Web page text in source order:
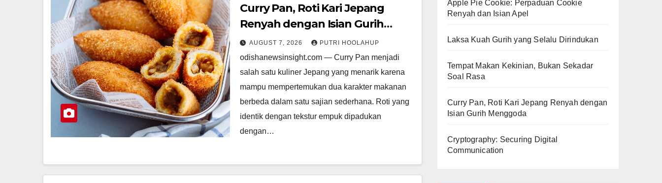
Curry Pan, Roti Kari Jepang
Renyah dengan Isian Gurih
Menggoda
AUGUST 7, 2026 PUTRI HOOLAHUP
odishanewsinsight.com — Curry Pan menjadi
salah satu kuliner Jepang yang menarik karena
mampu mempertemukan dua karakter makanan
berbeda dalam satu sajian sederhana. Roti yang
identik dengan tekstur empuk dipadukan
dengan…
Apple Pie Cookie: Perpaduan Cookie
Renyah dan Isian Apel
Laksa Kuah Gurih yang Selalu Dirindukan
Tempat Makan Kekinian, Bukan Sekadar
Soal Rasa
Curry Pan, Roti Kari Jepang Renyah dengan
Isian Gurih Menggoda
Cryptography: Securing Digital
Communication